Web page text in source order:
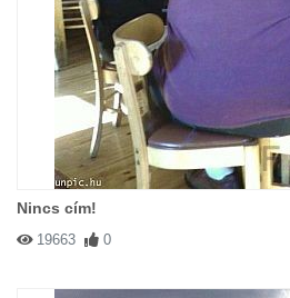
Nincs cím!
19663 0